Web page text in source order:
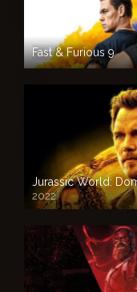
Fast & Furious 9
Jurassic World:
2022